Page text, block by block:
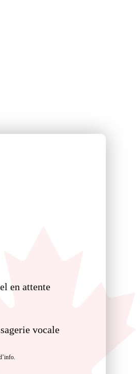
en attente
vocale